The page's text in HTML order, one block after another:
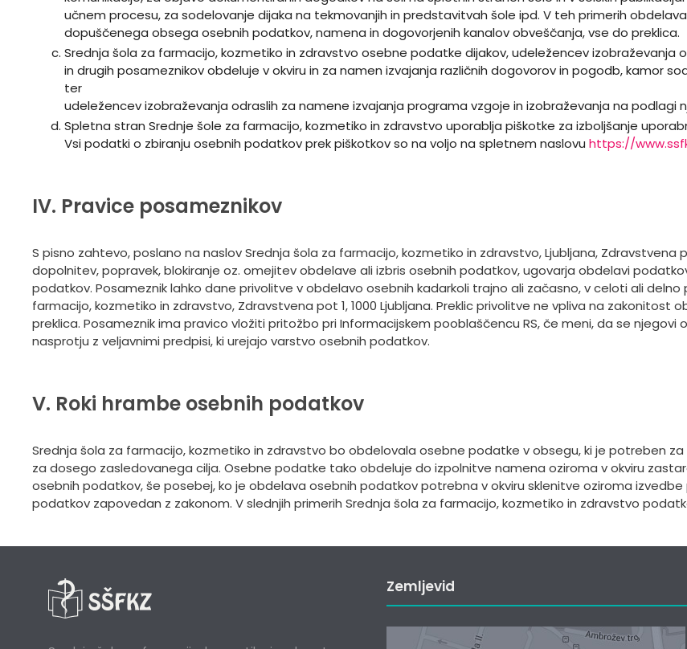
učnem procesu, za sodelovanje dijaka na tekmovanjih in predstavitvah šole ipd. V teh primerih
dopuščenega obsega osebnih podatkov, namena in dogovorjenih kanalov obveščanja, vse do preklica.
Srednja šola za farmacijo, kozmetiko in zdravstvo osebne podatke dijakov, udeležencev izobraževanja
in drugih posameznikov obdeluje v okviru in za namen izvajanja različnih dogovorov in pogodb, kamor
ter
udeležencev izobraževanja odraslih za namene izvajanja programa vzgoje in izobraževanja na podlagi
Spletna stran Srednje šole za farmacijo, kozmetiko in zdravstvo uporablja piškotke za izboljšanje
Vsi podatki o zbiranju osebnih podatkov prek piškotkov so na voljo na spletnem naslovu https://
IV. Pravice posameznikov
S pisno zahtevo, poslano na naslov Srednja šola za farmacijo, kozmetiko in zdravstvo, Ljubljana, Zdravstvena
dopolnitev, popravek, blokiranje oz. omejitev obdelave ali izbris osebnih podatkov, ugovarja obdelavi
podatkov. Posameznik lahko dane privolitve v obdelavo osebnih kadarkoli trajno ali začasno, v celoti ali
farmacijo, kozmetiko in zdravstvo, Zdravstvena pot 1, 1000 Ljubljana. Preklic privolitve ne vpliva na zakonitost
preklica. Posameznik ima pravico vložiti pritožbo pri Informacijskem pooblaščencu RS, če meni, da se
nasprotju z veljavnimi predpisi, ki urejajo varstvo osebnih podatkov.
V. Roki hrambe osebnih podatkov
Srednja šola za farmacijo, kozmetiko in zdravstvo bo obdelovala osebne podatke v obsegu, ki je potreben
za dosego zasledovanega cilja. Osebne podatke tako obdeluje do izpolnitve namena oziroma v okviru
osebnih podatkov, še posebej, ko je obdelava osebnih podatkov potrebna v okviru sklenitve oziroma
podatkov zapovedan z zakonom. V slednjih primerih Srednja šola za farmacijo, kozmetiko in zdravstvo
Zemljevid